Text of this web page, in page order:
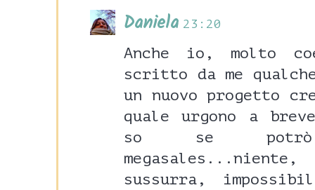
Daniela 23:20
Anche io, molto
scritto da me
un nuovo progetto
quale urgono a
so se
sussurra,